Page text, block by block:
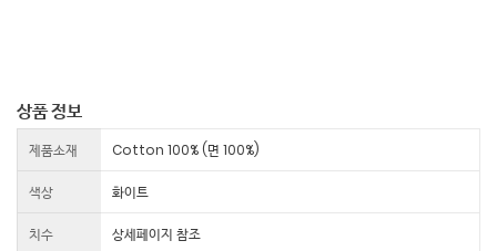
상품 정보
제품소재 Cotton 100% (면 100%)
색상 화이트
치수 상세페이지 참조